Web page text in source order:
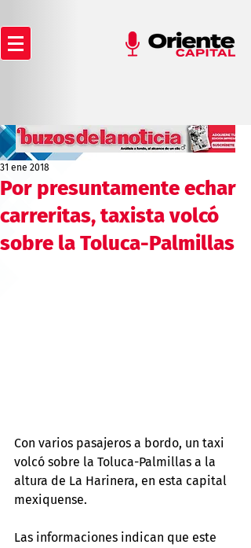
Por presuntamente echar
carreritas, taxista volcó
sobre la Toluca-Palmillas
31 ene 2018
Con varios pasajeros a bordo, un taxi
volcó sobre la Toluca-Palmillas a la
altura de La Harinera, en esta capital
mexiquense.
Las informaciones indican que este